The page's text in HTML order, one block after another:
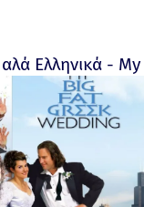
– 2014
Ελληνικά -